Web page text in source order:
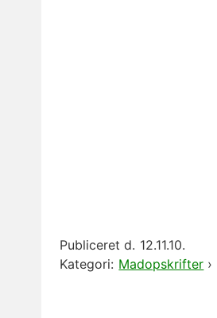
Publiceret d. 12.11.10.
Kategori: Madopskrifter ›